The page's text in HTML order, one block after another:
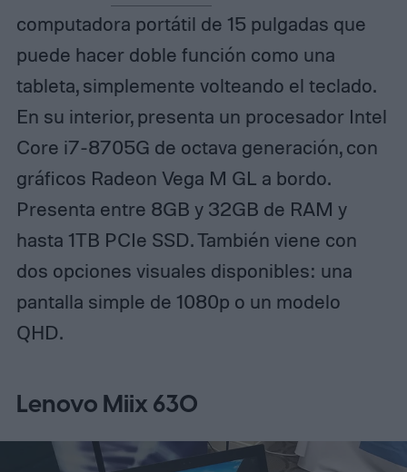
computadora portátil de 15 pulgadas que
puede hacer doble función como una
tableta, simplemente volteando el teclado.
En su interior, presenta un procesador Intel
Core i7-8705G de octava generación, con
gráficos Radeon Vega M GL a bordo.
Presenta entre 8GB y 32GB de RAM y
hasta 1TB PCIe SSD. También viene con
dos opciones visuales disponibles: una
pantalla simple de 1080p o un modelo
QHD.
Lenovo Miix 630